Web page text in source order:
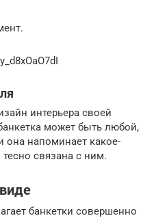
интерьера своей
может быть любой,
она напоминает какое-
связана с ним.
банкетки совершенно